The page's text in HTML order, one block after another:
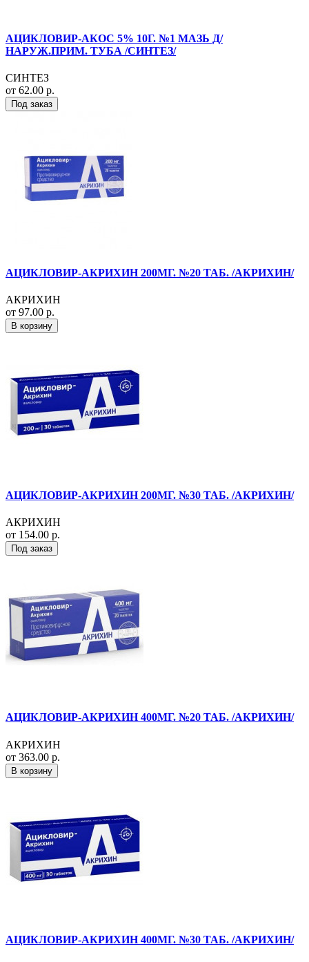
АЦИКЛОВИР-АКОС 5% 10Г. №1 МАЗЬ Д/
НАРУЖ.ПРИМ. ТУБА /СИНТЕЗ/
СИНТЕЗ
от 62.00 р.
Под заказ
АЦИКЛОВИР-АКРИХИН 200МГ. №20 ТАБ. /АКРИХИН/
АКРИХИН
от 97.00 р.
В корзину
АЦИКЛОВИР-АКРИХИН 200МГ. №30 ТАБ. /АКРИХИН/
АКРИХИН
от 154.00 р.
Под заказ
АЦИКЛОВИР-АКРИХИН 400МГ. №20 ТАБ. /АКРИХИН/
АКРИХИН
от 363.00 р.
В корзину
АЦИКЛОВИР-АКРИХИН 400МГ. №30 ТАБ. /АКРИХИН/